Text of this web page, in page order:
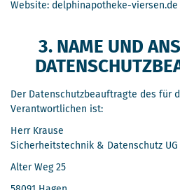
Website: delphinapotheke-viersen.de
3. NAME UND
Der Datenschutzbeauftragte des für
Verantwortlichen ist:
Herr Krause
Sicherheitstechnik & Datenschutz
Alter Weg 25